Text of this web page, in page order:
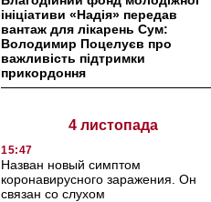
ініціативи «Надія» передав
вантаж для лікарень Сум:
Володимир Поцелуєв про
важливість підтримки
прикордоння
4 листопада
15:47
Назван новый симптом
коронавирусного заражения. Он
связан со слухом